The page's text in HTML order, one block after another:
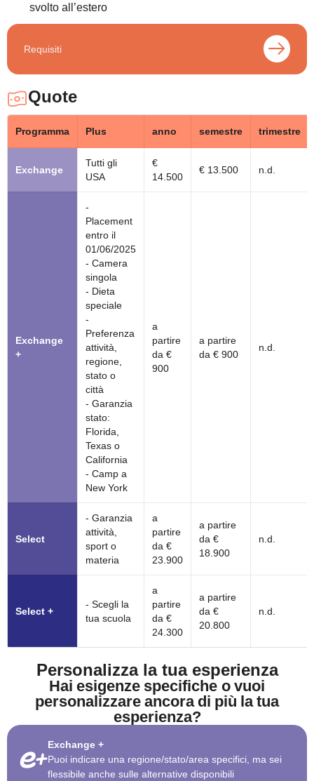
svolto all’estero
Requisiti
Quote
Programma Plus anno semestre trimestre
Exchange
Tutti gli
USA
€
14.500
€ 13.500 n.d.
Exchange
+
-
Placement
entro il
01/06/2025
- Camera
singola
- Dieta
speciale
-
Preferenza
attività,
regione,
stato o
città
- Garanzia
stato:
Florida,
Texas o
California
- Camp a
New York
a
partire
da €
900
a partire
da € 900
n.d.
Select
- Garanzia
attività,
sport o
materia
a
partire
da €
23.900
a partire
da €
18.900
n.d.
Select +
- Scegli la
tua scuola
a
partire
da €
24.300
a partire
da €
20.800
n.d.
Personalizza la tua esperienza
Hai esigenze specifiche o vuoi
personalizzare ancora di più la tua
esperienza?
Exchange +
Puoi indicare una regione/stato/area specifici, ma sei
flessibile anche sulle alternative disponibili